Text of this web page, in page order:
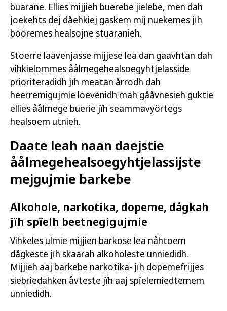
buarane. Ellies mijjieh buerebe jielebe, men dah
joekehts dej dåehkiej gaskem mij nuekemes jïh
bööremes healsojne stuaranieh.
Stoerre laavenjasse mijjese lea dan gaavhtan dah
vihkielommes åålmegehealsoegyhtjelasside
prioriteradidh jïh meatan årrodh dah
heerremigujmie loevenidh mah gååvnesieh guktie
ellies åålmege buerie jïh seammavyörtegs
healsoem utnieh.
Daate leah naan daejstie
åålmegehealsoegyhtjelassijste
mejgujmie barkebe
Alkohole, narkotika, dopeme, dågkah
jïh spïelh beetnegigujmie
Vihkeles ulmie mijjien barkose lea nåhtoem
dågkeste jïh skaarah alkoholeste unniedidh.
Mijjieh aaj barkebe narkotika- jïh dopemefrijjes
siebriedahken åvteste jïh aaj spïelemiedtemem
unniedidh.